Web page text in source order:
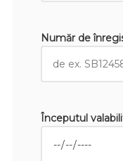
Număr de
Începutul